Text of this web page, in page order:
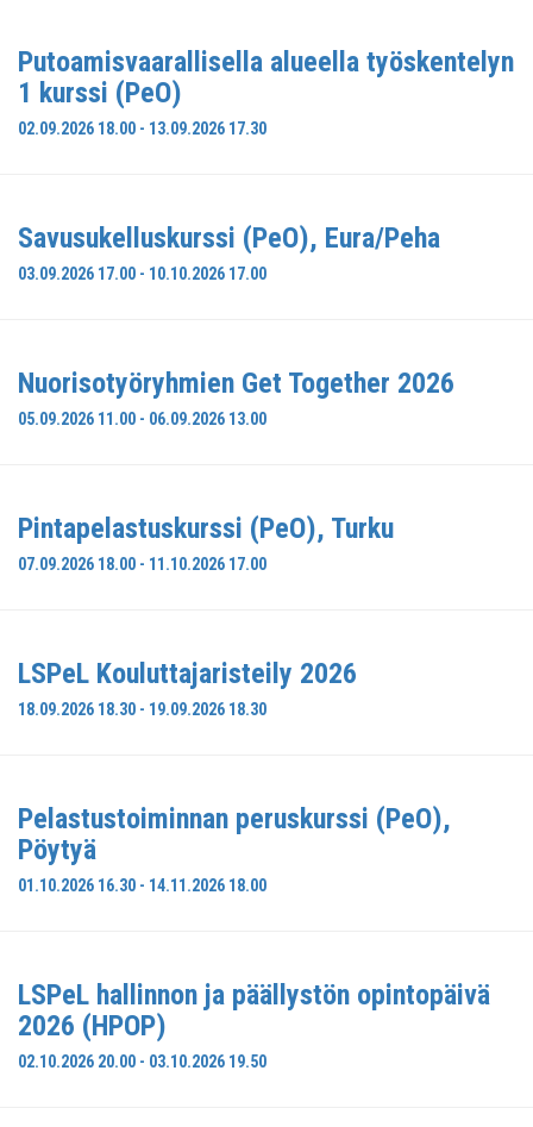
Putoamisvaarallisella alueella työskentelyn
1 kurssi (PeO)
02.09.2026 18.00 - 13.09.2026 17.30
Savusukelluskurssi (PeO), Eura/Peha
03.09.2026 17.00 - 10.10.2026 17.00
Nuorisotyöryhmien Get Together 2026
05.09.2026 11.00 - 06.09.2026 13.00
Pintapelastuskurssi (PeO), Turku
07.09.2026 18.00 - 11.10.2026 17.00
LSPeL Kouluttajaristeily 2026
18.09.2026 18.30 - 19.09.2026 18.30
Pelastustoiminnan peruskurssi (PeO),
Pöytyä
01.10.2026 16.30 - 14.11.2026 18.00
LSPeL hallinnon ja päällystön opintopäivä
2026 (HPOP)
02.10.2026 20.00 - 03.10.2026 19.50